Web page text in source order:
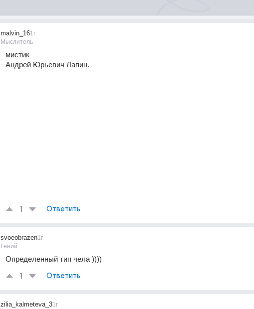
malvin_16
Мыслитель
1г
мистик
Андрей Юрьевич Лапин.
1 Ответить
svoeobrazen
Гений
1г
Определенный тип чела ))))
1 Ответить
zilia_kalmeteva_31г